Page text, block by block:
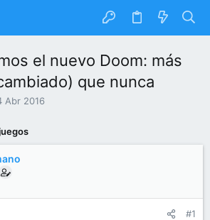
el nuevo Doom: más
que nunca
c
e
Abr 2016
#1